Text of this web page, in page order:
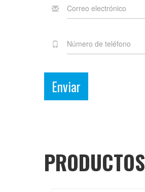
Enviar
PRODUCTOS